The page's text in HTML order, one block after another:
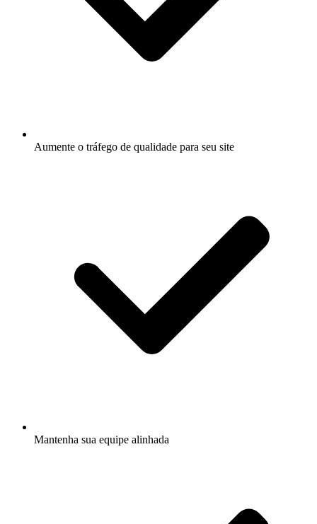
Aumente o tráfego de qualidade para seu site
Mantenha sua equipe alinhada